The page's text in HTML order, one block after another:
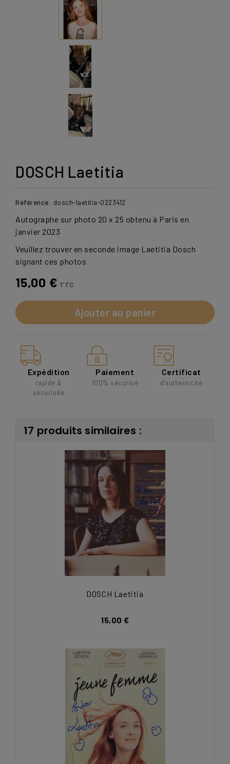
DOSCH Laetitia
Référence: dosch-laetitia-0223412
Autographe sur photo 20 x 25 obtenu à Paris en
janvier 2023
Veuillez trouver en seconde image Laetitia Dosch
signant ces photos
15,00 € TTC
Ajouter au panier
Expédition
rapide &
sécurisée
Paiement
100% sécurisé
Certificat
d'authenticité
17 produits similaires :
DOSCH Laetitia
15,00 €